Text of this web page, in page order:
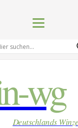
wg
Deutschlands